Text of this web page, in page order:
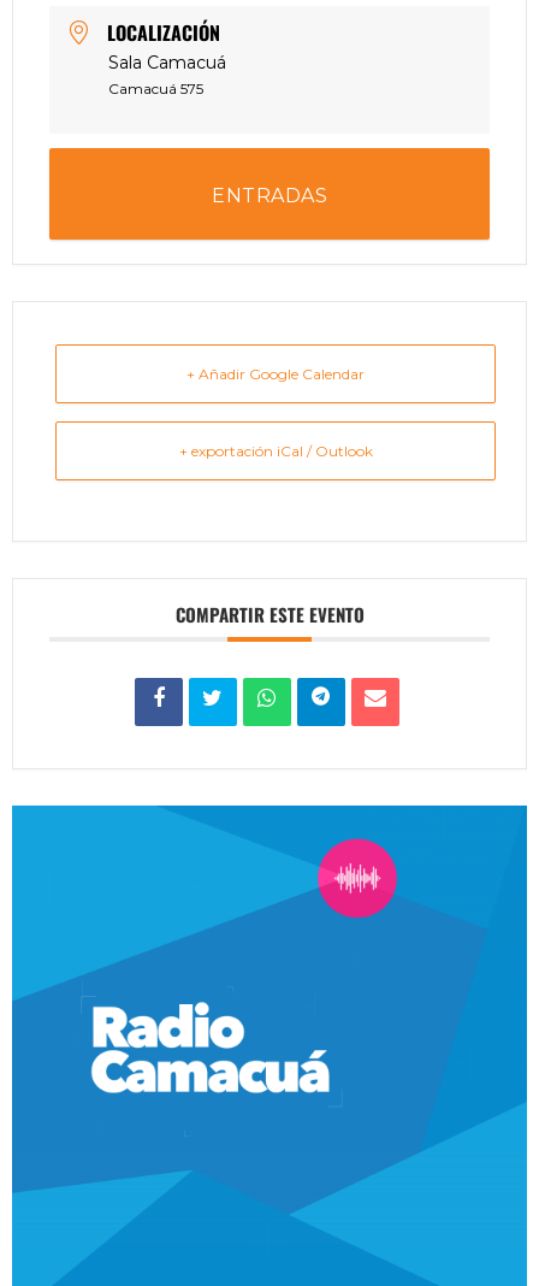
LOCALIZACIÓN
Sala Camacuá
Camacuá 575
ENTRADAS
+ Añadir Google Calendar
+ exportación iCal / Outlook
COMPARTIR ESTE EVENTO